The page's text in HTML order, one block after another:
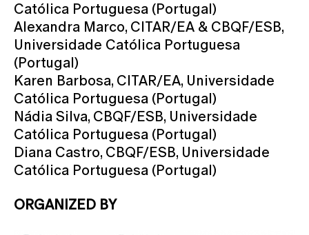
Católica Portuguesa (Portugal)
Alexandra Marco, CITAR/EA & CBQF/ESB,
Universidade Católica Portuguesa
(Portugal)
Karen Barbosa, CITAR/EA, Universidade
Católica Portuguesa (Portugal)
Nádia Silva, CBQF/ESB, Universidade
Católica Portuguesa (Portugal)
Diana Castro, CBQF/ESB, Universidade
Católica Portuguesa (Portugal)
ORGANIZED BY